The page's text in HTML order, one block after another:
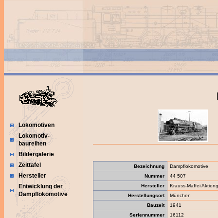
Lokomotiven
Lokomotiv-
baureihen
Bildergalerie
Zeittafel
Hersteller
Entwicklung der
Dampflokomotive
Bezeichnung
Dampflokomotive
Nummer
44 507
Hersteller
Krauss-Maffei
Herstellungsort
München
Bauzeit
1941
Seriennummer
16112